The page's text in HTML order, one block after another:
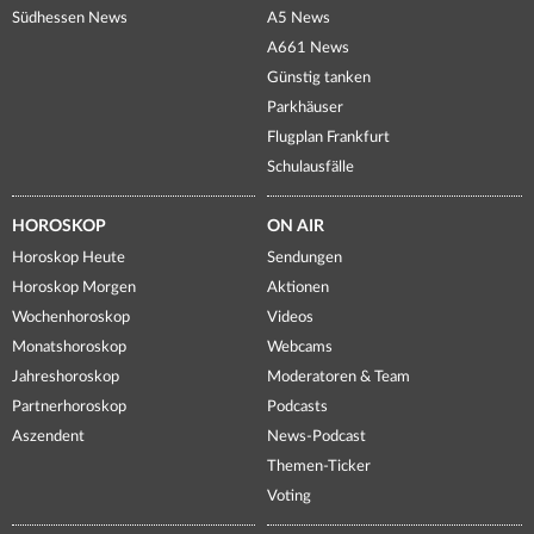
Südhessen News
A5 News
A661 News
Günstig tanken
Parkhäuser
Flugplan Frankfurt
Schulausfälle
HOROSKOP
Horoskop Heute
Horoskop Morgen
Wochenhoroskop
Monatshoroskop
Jahreshoroskop
Partnerhoroskop
Aszendent
ON AIR
Sendungen
Aktionen
Videos
Webcams
Moderatoren & Team
Podcasts
News-Podcast
Themen-Ticker
Voting